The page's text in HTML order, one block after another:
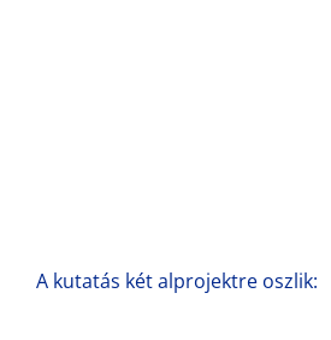
A kutatás két alprojektre oszlik: